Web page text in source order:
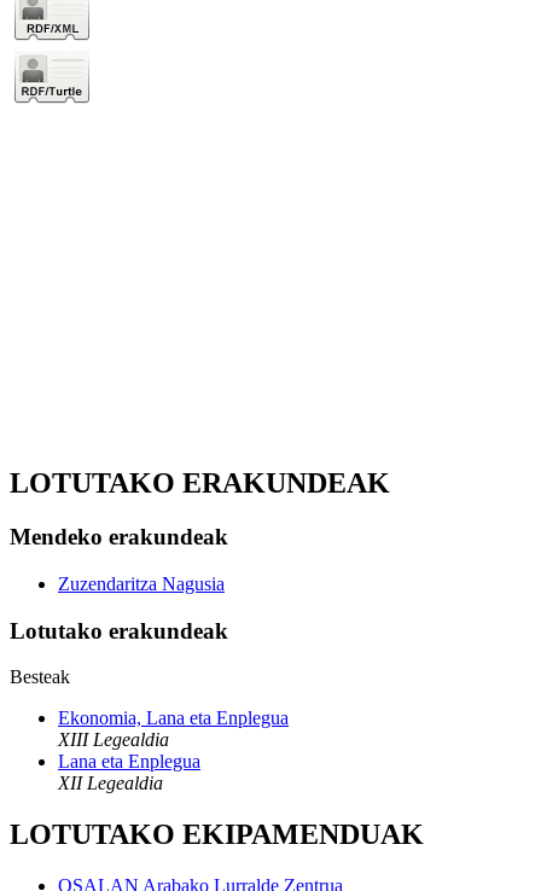
LOTUTAKO ERAKUNDEAK
Mendeko erakundeak
Zuzendaritza Nagusia
Lotutako erakundeak
Besteak
Ekonomia, Lana eta Enplegua
XIII Legealdia
Lana eta Enplegua
XII Legealdia
LOTUTAKO EKIPAMENDUAK
OSALAN Arabako Lurralde Zentrua